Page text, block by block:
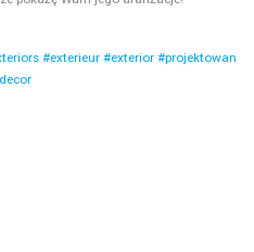
#exterieur #exterior #projektowan